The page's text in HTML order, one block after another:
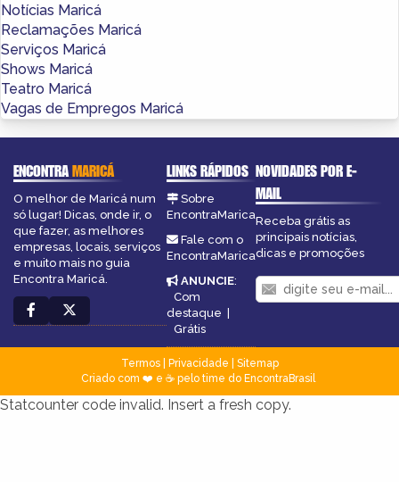
Notícias Maricá
Reclamações Maricá
Serviços Maricá
Shows Maricá
Teatro Maricá
Vagas de Empregos Maricá
ENCONTRAMARICÁ
O melhor de Maricá num
só lugar! Dicas, onde ir, o
que fazer, as melhores
empresas, locais, serviços
e muito mais no guia
Encontra Maricá.
LINKS RÁPIDOS
Sobre
EncontraMarica
Fale com o
EncontraMarica
ANUNCIE:
Com
destaque
Grátis
NOVIDADES POR E-
MAIL
Receba grátis as
principais notícias,
dicas e promoções
Termos| Privacidade
Sitemap
Criado com ❤️ e ☕ pelo time do EncontraBrasil
Statcounter code invalid. Insert a fresh copy.